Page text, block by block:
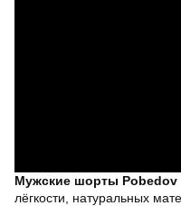
Мужские шорты Pobedov
лёгкости, натуральных